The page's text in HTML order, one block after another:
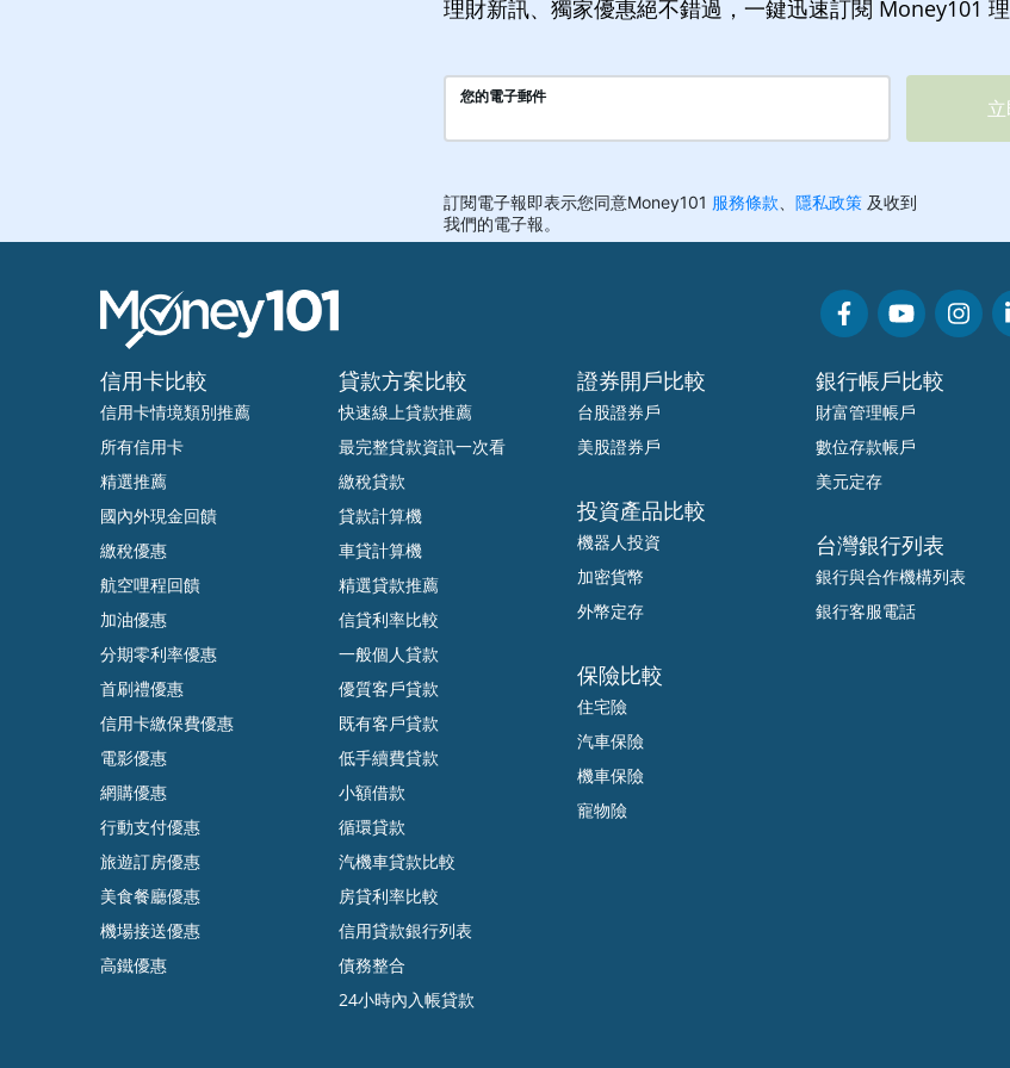
理財新訊、獨家優惠絕不錯過，一鍵迅速訂閱 Money101 理
信用卡比較
信用卡情境類別推薦
所有信用卡
精選推薦
國內外現金回饋
繳稅優惠
航空哩程回饋
加油優惠
分期零利率優惠
首刷禮優惠
信用卡繳保費優惠
電影優惠
網購優惠
行動支付優惠
旅遊訂房優惠
美食餐廳優惠
機場接送優惠
高鐵優惠
貸款方案比較
快速線上貸款推薦
最完整貸款資訊一次看
繳稅貸款
貸款計算機
車貸計算機
精選貸款推薦
信貸利率比較
一般個人貸款
優質客戶貸款
既有客戶貸款
低手續費貸款
小額借款
循環貸款
汽機車貸款比較
房貸利率比較
信用貸款銀行列表
債務整合
24小時內入帳貸款
證券開戶比較
台股證券戶
美股證券戶
投資產品比較
機器人投資
加密貨幣
外幣定存
保險比較
住宅險
汽車保險
機車保險
寵物險
銀行帳戶比較
財富管理帳戶
數位存款帳戶
美元定存
台灣銀行列表
銀行與合作機構列表
銀行客服電話